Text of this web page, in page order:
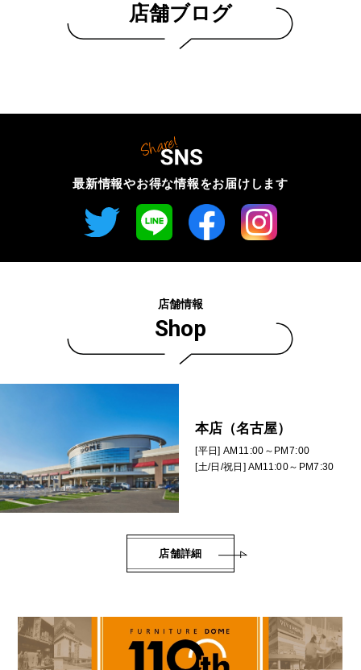
店舗ブログ
店舗情報
Shop
本店（名古屋）
[平日] AM11:00～PM7:00
[土/日/祝日] AM11:00～PM7:30
店舗詳細
最新情報やお得な情報をお届けします